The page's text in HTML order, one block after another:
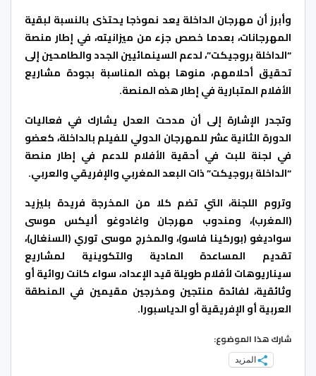
وأبرز أن مهرجان الداخلة يعد نموذجا يحتذى بالنسبة لبقية
المهرجانات، بعدما خصص جزء من ميزانيته، في إطار منصة
“الداخلة بروجيكت”، لدعم السينمائيين الجدد والطامحين إلى
تحقيق أحلامهم، منوها بهذه المناسبة بجودة مشاريع
الأفلام المتبارية في إطار هذه المنصة.
وتجدر الإشارة إلى أن مدحت العدل يشارك في فعاليات
الدورة الثانية عشر للمهرجان الدولي للفيلم بالداخلة، كعضو
في لجنة للبت في أحقية الأفلام للدعم في إطار منصة
“الداخلة بروجيكت” ذات البعد المغربي والإفريقي والعربي.
وتروم اللجنة، التي تضم كلا من المخرجة فريدة بليزيد
(المغرب)، ومندوب مهرجان واغادوغو أليكس موسى
سواديغو (بوركينا فاسو)، والمخرج موسى توري (السنغال)،
تقديم المساعدة المادية والتكوينية لمشاريع
سيناريوهات لأفلام طويلة قيد الإعداد، سواء كانت روائية أو
وثائقية، لفائدة منتجين ومخرجين مقيمين في المنطقة
العربية أو الإفريقية أو الدياسبورا.
شارك هذا الموضوع:
المزيد